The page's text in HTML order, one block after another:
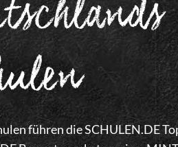
führen die SCHULEN.DE